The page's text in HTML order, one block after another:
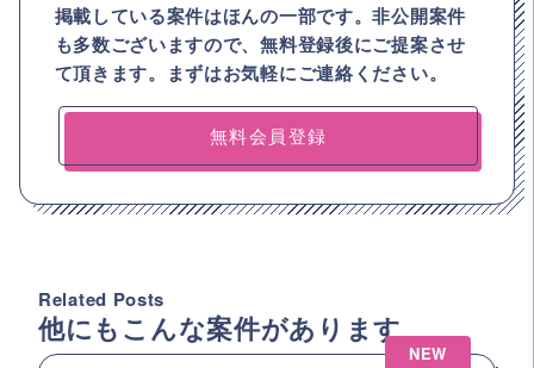
掲載している案件はほんの一部です。非公開案件
も多数ございますので、無料登録後にご提案させ
て頂きます。まずはお気軽にご連絡ください。
無料会員登録
Related Posts
他にもこんな案件があります
NEW